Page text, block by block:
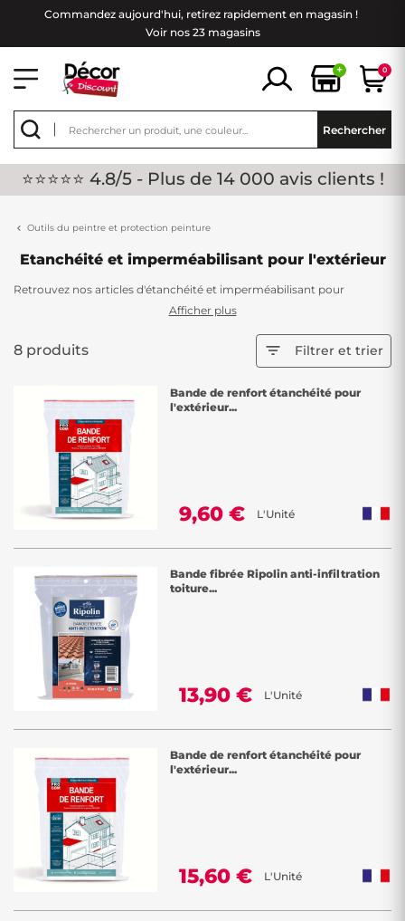
Commandez aujourd'hui, retirez rapidement en magasin !
Voir nos 23 magasins
+ 0
Rechercher
⭐⭐⭐⭐⭐ 4.8/5 - Plus de 14 000 avis clients !
Outils du peintre et protection peinture
Etanchéité et imperméabilisant pour l'extérieur
Retrouvez nos articles d'étanchéité et imperméabilisant pour
l'extérieur. Que ce soit pour votre toiture ou votre terrasse, nos
le faire, les extérieurs sont directement exposés aux intempéries.
N'attendez plus, de nombreux coloris sont disponibles pour vous.
Afficher plus
8 produits  Filtrer et trier
Bande de renfort étanchéité pour
l'extérieur...
9,60 € L'Unité
Bande fibrée Ripolin anti-infiltration
toiture...
13,90 € L'Unité
Bande de renfort étanchéité pour
l'extérieur...
15,60 € L'Unité